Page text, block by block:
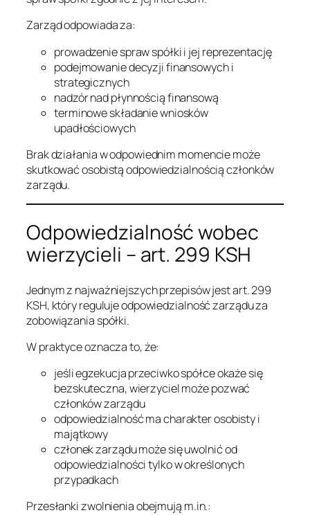
Zarząd odpowiada za:
prowadzenie spraw spółki i jej reprezentację
podejmowanie decyzji finansowych i
strategicznych
nadzór nad płynnością finansową
terminowe składanie wniosków
upadłościowych
Brak działania w odpowiednim momencie może
skutkować osobistą odpowiedzialnością członków
zarządu.
Odpowiedzialność wobec
wierzycieli – art. 299 KSH
Jednym z najważniejszych przepisów jest art. 299
KSH, który reguluje odpowiedzialność zarządu za
zobowiązania spółki.
W praktyce oznacza to, że:
jeśli egzekucja przeciwko spółce okaże się
bezskuteczna, wierzyciel może pozwać
członków zarządu
odpowiedzialność ma charakter osobisty i
majątkowy
członek zarządu może się uwolnić od
odpowiedzialności tylko w określonych
przypadkach
Przesłanki zwolnienia obejmują m.in.: